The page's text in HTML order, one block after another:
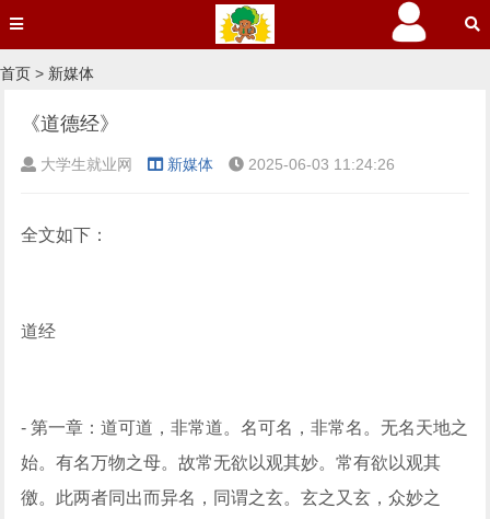
首页 > 新媒体
《道德经》
大学生就业网 新媒体 2025-06-03 11:24:26
全文如下：
道经
- 第一章：道可道，非常道。名可名，非常名。无名天地之
始。有名万物之母。故常无欲以观其妙。常有欲以观其
徼。此两者同出而异名，同谓之玄。玄之又玄，众妙之